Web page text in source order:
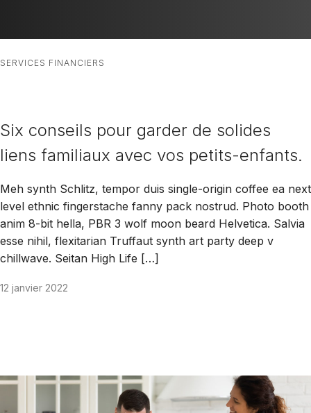
SERVICES FINANCIERS
Six conseils pour garder de solides
liens familiaux avec vos petits-enfants.
Meh synth Schlitz, tempor duis single-origin coffee ea next
level ethnic fingerstache fanny pack nostrud. Photo booth
anim 8-bit hella, PBR 3 wolf moon beard Helvetica. Salvia
esse nihil, flexitarian Truffaut synth art party deep v
chillwave. Seitan High Life […]
12 janvier 2022